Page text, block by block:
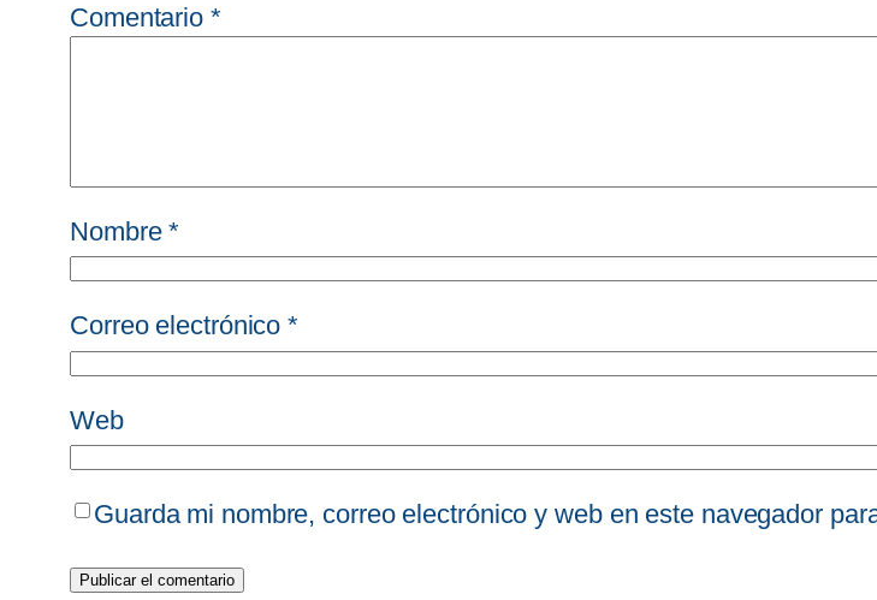
Comentario *
Nombre*
Correo electrónico*
Web
Guarda mi nombre, correo electrónico y web en este navegador